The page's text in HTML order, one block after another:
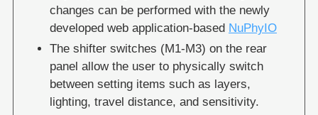
changes can be performed with the newly
developed web application-based NuPhyIO
The shifter switches (M1-M3) on the rear
panel allow the user to physically switch
between setting items such as layers,
lighting, travel distance, and sensitivity.